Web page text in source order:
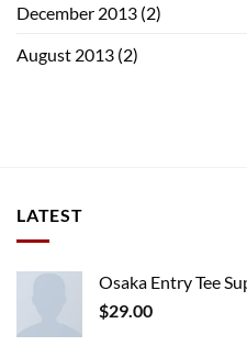
December 2013 (2)
August 2013 (2)
LATEST
Osaka Entry Tee
$29.00